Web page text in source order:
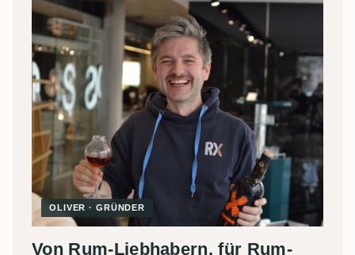
OLIVER · GRÜNDER
Von Rum-Liebhabern, für Rum-